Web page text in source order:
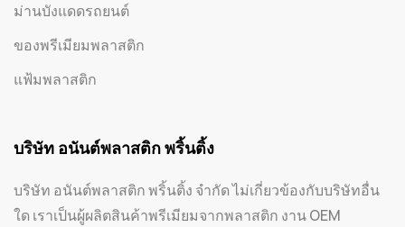
ม่านบังแดดรถยนต์
ของพรีเมียมพลาสติก
แฟ้มพลาสติก
บริษัท อนันต์พลาสติก พริ้นติ้ง
บริษัท อนันต์พลาสติก พริ้นติ้ง จำกัด ไม่เกี่ยวข้องกับบริษัทอื่น
ใด เราเป็นผู้ผลิตสินค้าพรีเมียมจากพลาสติก งาน OEM